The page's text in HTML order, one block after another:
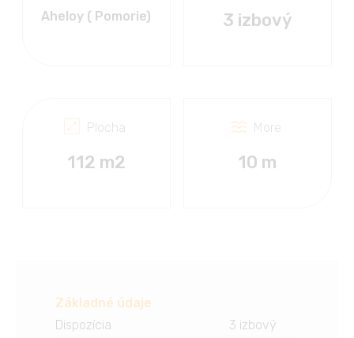
Български
Aheloy ( Pomorie) 3 izbový
Plocha
112 m2
More
10 m
Základné údaje
Dispozícia
3 izbový